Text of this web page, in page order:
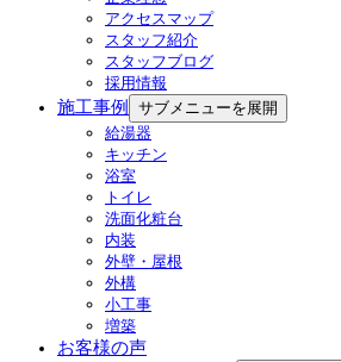
アクセスマップ
スタッフ紹介
スタッフブログ
採用情報
施工事例
サブメニューを展開
給湯器
キッチン
浴室
トイレ
洗面化粧台
内装
外壁・屋根
外構
小工事
増築
お客様の声